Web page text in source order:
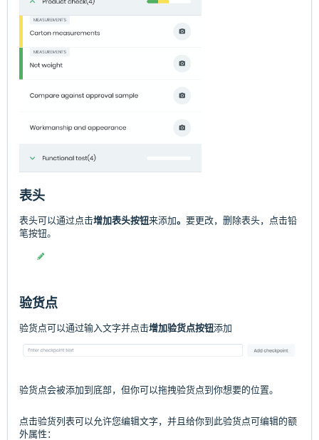
表头
表头可以通过点击增加表头按钮来添加。 要更改，删除表头，点击铅
笔按钮。
验货点
验货点可以通过输入文字并点击增加验货点按钮添加
验货点会被添加到底部，但你可以拖拽验货点到你想要的位置。
点击验货列表可以允许您编辑文字，并且给你到此验货点可编辑的额
外属性：